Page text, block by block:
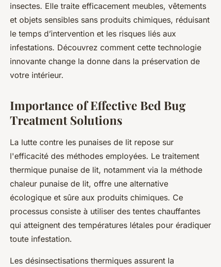
insectes. Elle traite efficacement meubles, vêtements
et objets sensibles sans produits chimiques, réduisant
le temps d’intervention et les risques liés aux
infestations. Découvrez comment cette technologie
innovante change la donne dans la préservation de
votre intérieur.
Importance of Effective Bed Bug
Treatment Solutions
La lutte contre les punaises de lit repose sur
l'efficacité des méthodes employées. Le traitement
thermique punaise de lit, notamment via la méthode
chaleur punaise de lit, offre une alternative
écologique et sûre aux produits chimiques. Ce
processus consiste à utiliser des tentes chauffantes
qui atteignent des températures létales pour éradiquer
toute infestation.
Les désinsectisations thermiques assurent la